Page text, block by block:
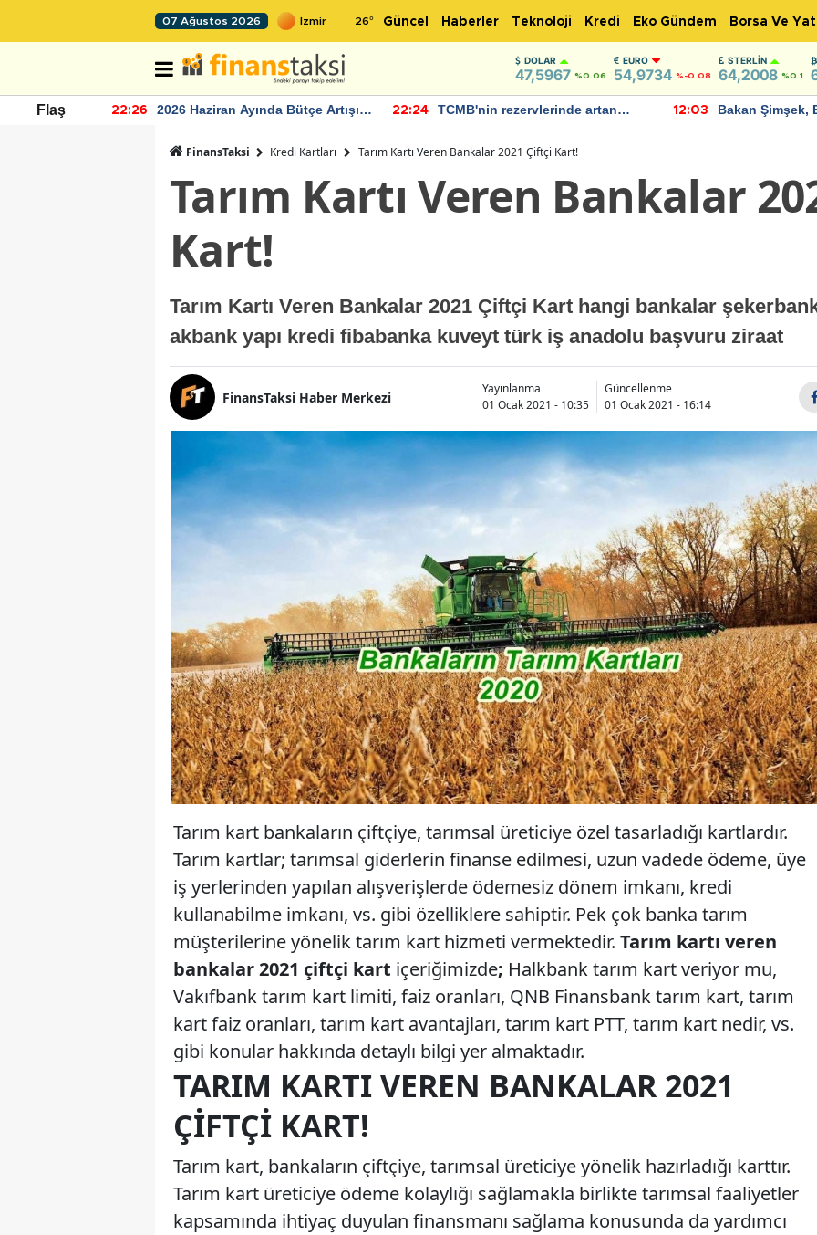
07 Ağustos 2026 26° Güncel Haberler Teknoloji Kredi Eko Gündem Borsa Ve
DOLAR
47,5967 %0.06
EURO
54,9734 %-0.08
STERLIN
64,2008 %0.1
Flaş 22:26
2026 Haziran Ayında Bütçe Artışı
22:24
TCMB'nin rezervlerinde artan
12:03
Bakan Şimşek,
FinansTaksi Kredi Kartları Tarım Kartı Veren Bankalar 2021 Çiftçi Kart!
Tarım Kartı Veren Bankalar
Kart!
Tarım Kartı Veren Bankalar 2021 Çiftçi Kart hangi bankalar
akbank yapı kredi fibabanka kuveyt türk iş anadolu başvuru ziraat
FinansTaksi Haber Merkezi
Yayınlanma
01 Ocak 2021 - 10:35
Güncellenme
01 Ocak 2021 - 16:14
Tarım kart bankaların çiftçiye, tarımsal üreticiye özel tasarladığı kartlardır.
Tarım kartlar; tarımsal giderlerin finanse edilmesi, uzun vadede ödeme, üye
iş yerlerinden yapılan alışverişlerde ödemesiz dönem imkanı, kredi
kullanabilme imkanı, vs. gibi özelliklere sahiptir. Pek çok banka tarım
müşterilerine yönelik tarım kart hizmeti vermektedir. Tarım kartı veren
bankalar 2021 çiftçi kart içeriğimizde; Halkbank tarım kart veriyor mu,
Vakıfbank tarım kart limiti, faiz oranları, QNB Finansbank tarım kart, tarım
kart faiz oranları, tarım kart avantajları, tarım kart PTT, tarım kart nedir, vs.
gibi konular hakkında detaylı bilgi yer almaktadır.
TARIM KARTI VEREN BANKALAR 2021
ÇIFTÇI KART!
Tarım kart, bankaların çiftçiye, tarımsal üreticiye yönelik hazırladığı karttır.
Tarım kart üreticiye ödeme kolaylığı sağlamakla birlikte tarımsal faaliyetler
kapsamında ihtiyaç duyulan finansmanı sağlama konusunda da yardımcı